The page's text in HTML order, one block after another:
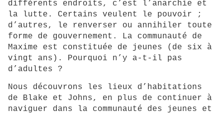
différents endroits, c’est l’anarchie et
la lutte. Certains veulent le pouvoir ;
d’autres, le renverser ou annihiler toute
forme de gouvernement. La communauté de
Maxime est constituée de jeunes (de six à
vingt ans). Pourquoi n’y a-t-il pas
d’adultes ?
Nous découvrons les lieux d’habitations
de Blake et Johns, en plus de continuer à
naviguer dans la communauté des jeunes et